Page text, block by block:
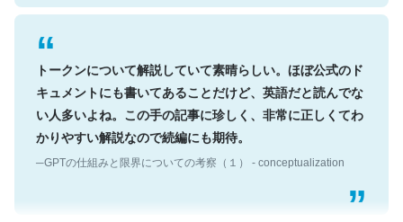
トークンについて解説していて素晴らしい。ほぼ公式のド
キュメントにも書いてあることだけど、英語だと読んでな
い人多いよね。この手の記事に珍しく、非常に正しくてわ
かりやすい解説なので続編にも期待。
─GPTの仕組みと限界についての考察（１） - conceptualization